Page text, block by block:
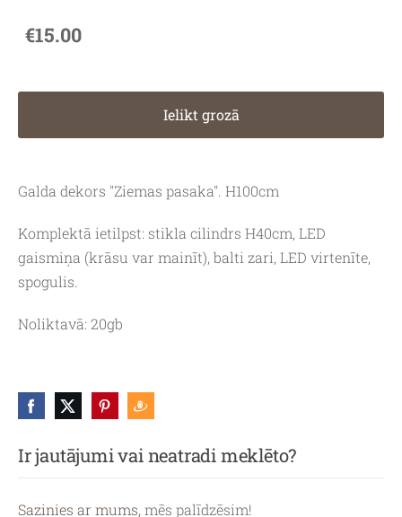
Ir jautājumi vai neatradi meklēto?
Sazinies ar mums, mēs palīdzēsim!
€15.00
Ielikt grozā
Galda dekors "Ziemas pasaka". H100cm
Komplektā ietilpst: stikla cilindrs H40cm, LED
gaismiņa (krāsu var mainīt), balti zari, LED virtenīte,
spogulis.
Noliktavā: 20gb